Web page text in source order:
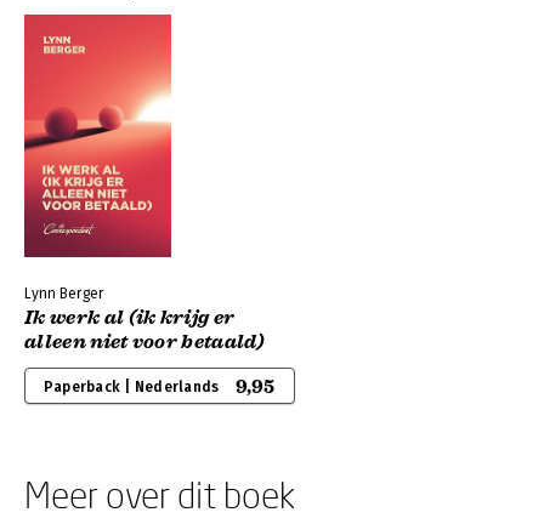
Lynn Berger
Ik werk al (ik krijg er
alleen niet voor betaald)
Paperback | Nederlands 9,95
Meer over dit boek